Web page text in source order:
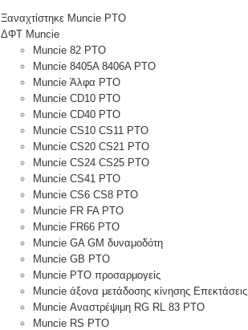
Ξαναχτίστηκε Muncie PTO
ΔΦΤ Muncie
Muncie 82 PTO
Muncie 8405A 8406A PTO
Muncie Άλφα PTO
Muncie CD10 ΡΤΟ
Muncie CD40 PTO
Muncie CS10 CS11 PTO
Muncie CS20 CS21 PTO
Muncie CS24 CS25 PTO
Muncie CS41 PTO
Muncie CS6 CS8 PTO
Muncie FR FA PTO
Muncie FR66 PTO
Muncie GA GM δυναμοδότη
Muncie GB ΡΤΟ
Muncie PTO προσαρμογείς
Muncie άξονα μετάδοσης κίνησης Επεκτάσεις
Muncie Αναστρέψιμη RG RL 83 PTO
Muncie RS ΡΤΟ